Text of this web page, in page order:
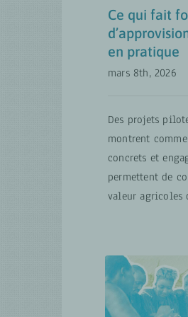
Ce qui fait
en pratique
mars 8th, 2026
Des projets
montrent
concrets et
permettent de
valeur agricoles
l’emploi
dans